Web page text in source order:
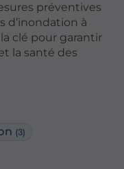
(3)
préventives
d’inondation à
clé pour garantir
la santé des